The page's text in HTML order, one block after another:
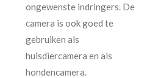
ongewenste indringers. De
camera is ook goed te
gebruiken als
huisdiercamera en als
hondencamera.